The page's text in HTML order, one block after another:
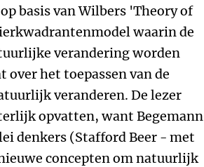
basis van Wilbers 'Theory of
waarin de
verandering worden
over het toepassen van de
veranderen. De lezer
opvatten, want Begemann
denkers (Stafford Beer - met
concepten om natuurlijk